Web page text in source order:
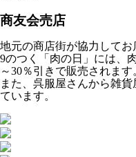
商友会売店
地元の商店街が協力してお
9のつく「肉の日」には、
～30％引きで販売されます
また、呉服屋さんから雑
ています。